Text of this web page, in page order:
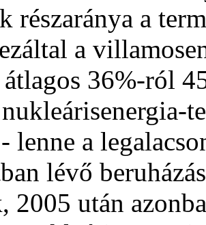
részaránya a
a
36%-ról
lenne a
lévő
2005 után